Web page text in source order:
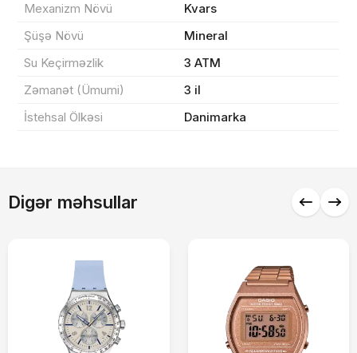
Mexanizm Növü
Kvars
Şüşə Növü
Mineral
Su Keçirməzlik
3 ATM
Zəmanət (Ümumi)
3 il
İstehsal Ölkəsi
Danimarka
Digər məhsullar